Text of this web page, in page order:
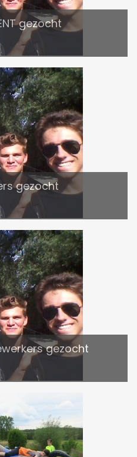
gezocht
gezocht
gezocht